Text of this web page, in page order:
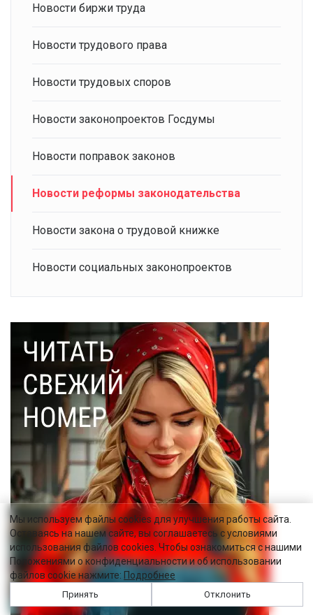
Новости биржи труда
Новости трудового права
Новости трудовых споров
Новости законопроектов Госдумы
Новости поправок законов
Новости реформы законодательства
Новости закона о трудовой книжке
Новости социальных законопроектов
Мы используем файлы cookies для улучшения работы сайта.
Оставаясь на нашем сайте, вы соглашаетесь с условиями
использования файлов cookies. Чтобы ознакомиться с нашими
Положениями о конфиденциальности и об использовании
файлов cookie нажмите: Подробнее
Принять Отклонить